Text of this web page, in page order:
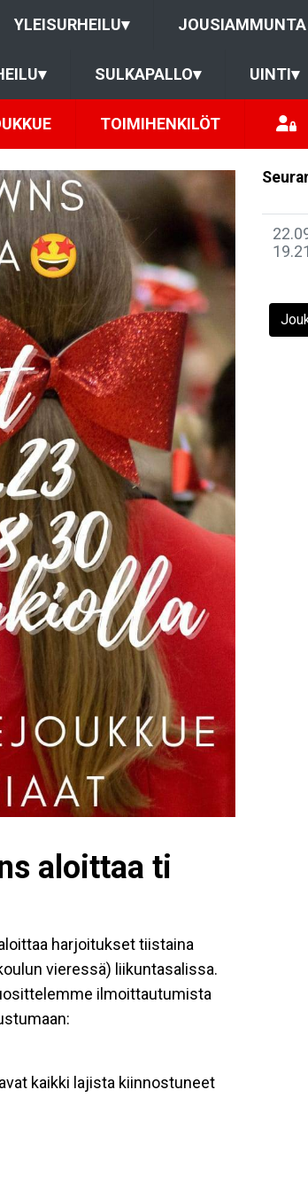
YLEISURHEILU▾ JOUSIAMMUNTA
▾ SULKAPALLO▾ UINTI▾
TOIMIHENKILÖT
aloittaa ti
harjoitukset tiistaina
vieressä) liikuntasalissa.
ilmoittautumista
kaikki lajista kiinnostuneet
19.21